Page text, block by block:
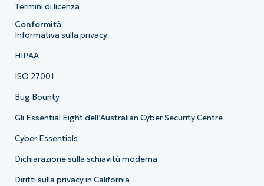
Termini di licenza
Conformità
Informativa sulla privacy
HIPAA
ISO 27001
Bug Bounty
Gli Essential Eight dell’Australian Cyber Security Centre
Cyber Essentials
Dichiarazione sulla schiavitù moderna
Diritti sulla privacy in California